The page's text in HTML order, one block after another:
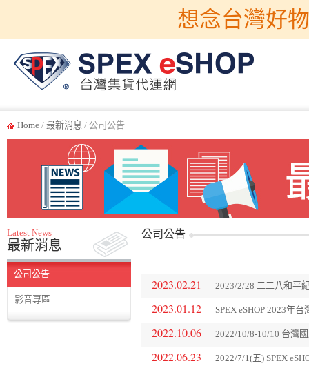
想念台灣好
Home / 最新消息 / 公司公告
Latest News
最新消息
公司公告
影音專區
公司公告
2023.02.21 2023/2/28 二二八和平
2023.01.12 SPEX eSHOP 2023年
2022.10.06 2022/10/8-10/10 台灣
2022.06.23 2022/7/1(五) SPEX